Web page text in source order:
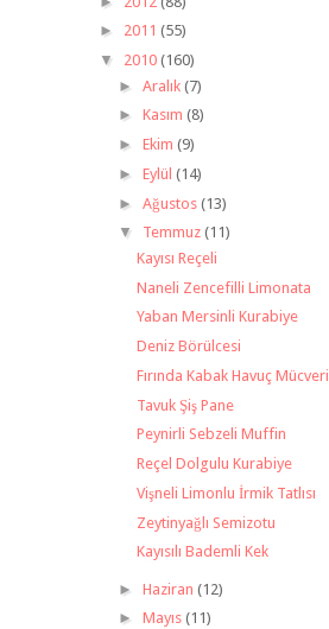
► 2011 (55)
▼ 2010 (160)
► Aralık (7)
► Kasım (8)
► Ekim (9)
► Eylül (14)
► Ağustos (13)
▼ Temmuz (11)
Kayısı Reçeli
Naneli Zencefilli Limonata
Yaban Mersinli Kurabiye
Deniz Börülcesi
Fırında Kabak Havuç Mücveri
Tavuk Şiş Pane
Peynirli Sebzeli Muffin
Reçel Dolgulu Kurabiye
Vişneli Limonlu İrmik Tatlısı
Zeytinyağlı Semizotu
Kayısılı Bademli Kek
► Haziran (12)
► Mayıs (11)